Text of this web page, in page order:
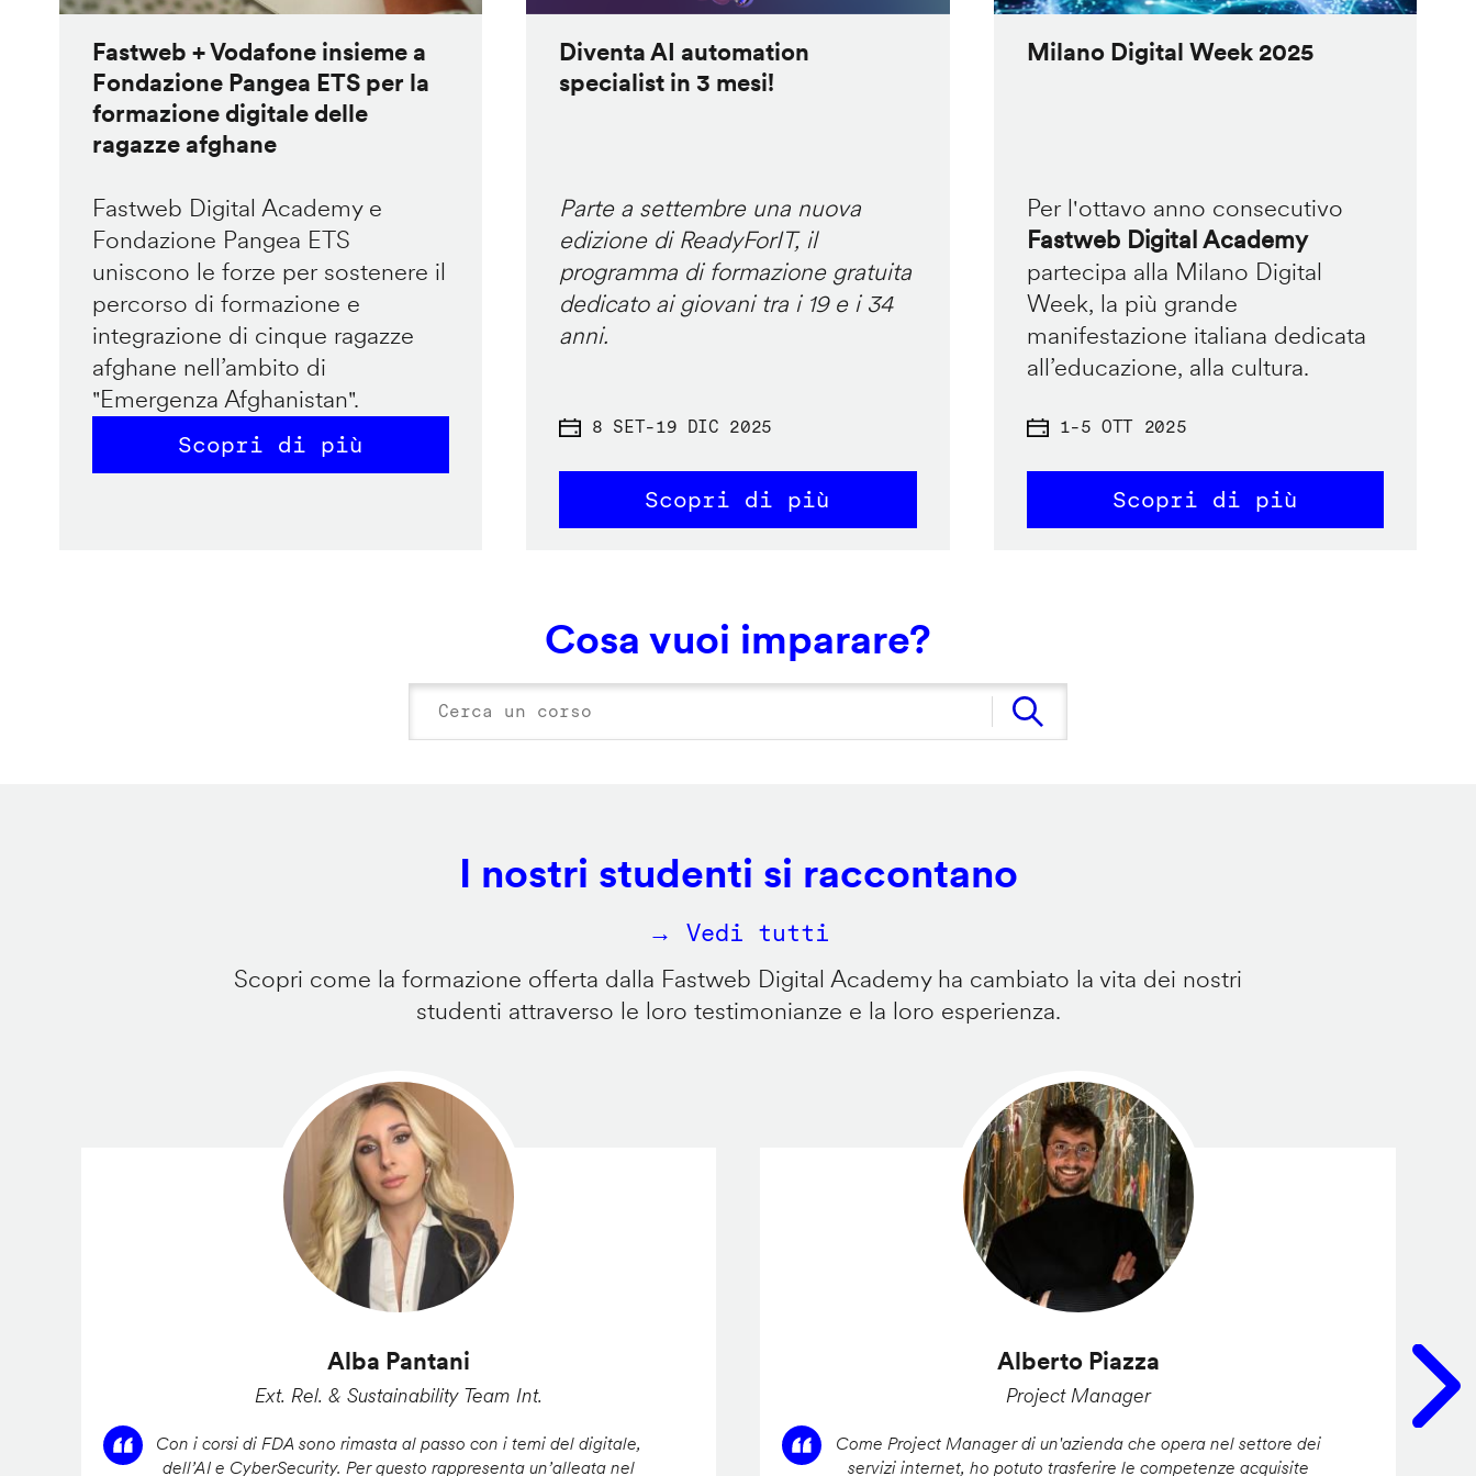
Fastweb + Vodafone insieme a
Fondazione Pangea ETS per la
formazione digitale delle
ragazze afghane
Fastweb Digital Academy e
Fondazione Pangea ETS
uniscono le forze per sostenere il
percorso di formazione e
integrazione di cinque ragazze
afghane nell’ambito di
"Emergenza Afghanistan".
Scopri di più
Diventa AI automation
specialist in 3 mesi!
Parte a settembre una nuova
edizione di ReadyForIT, il
programma di formazione gratuita
dedicato ai giovani tra i 19 e i 34
anni.
8 SET-19 DIC 2025
Scopri di più
Milano Digital Week 2025
Per l'ottavo anno consecutivo
Fastweb Digital Academy
partecipa alla Milano Digital
Week, la più grande
manifestazione italiana dedicata
all’educazione, alla cultura.
1-5 OTT 2025
Scopri di più
Cosa vuoi imparare?
I nostri studenti si raccontano
→ Vedi tutti
Scopri come la formazione offerta dalla Fastweb Digital Academy ha cambiato la vita dei nostri
studenti attraverso le loro testimonianze e la loro esperienza.
Alba Pantani
Ext. Rel. & Sustainability Team Int.
Con i corsi di FDA sono rimasta al passo con i temi del digitale,
dell’AI e CyberSecurity. Per questo rappresenta un’alleata nel
Alberto Piazza
Project Manager
Come Project Manager di un'azienda che opera nel settore dei
servizi internet, ho potuto trasferire le competenze acquisite